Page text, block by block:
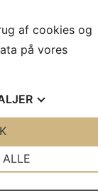
af cookies og
på vores